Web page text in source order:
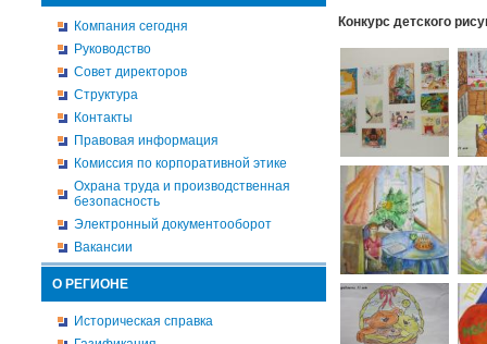
Компания сегодня
Руководство
Совет директоров
Структура
Контакты
Правовая информация
Комиссия по корпоративной этике
Охрана труда и производственная
безопасность
Электронный документооборот
Вакансии
О РЕГИОНЕ
Историческая справка
Конкурс детского